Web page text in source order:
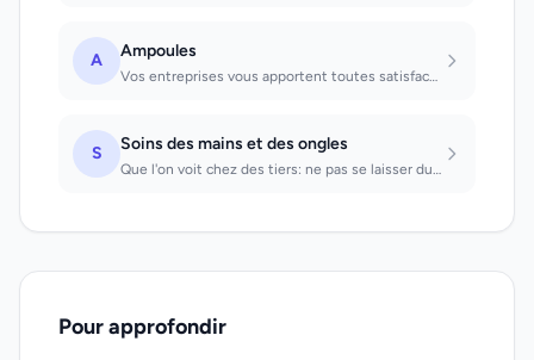
A Ampoules
Vos entreprises vous apportent toutes satisfactions
S Soins des mains et des ongles
Que l'on voit chez des tiers: ne pas se laisser duper, car l'apparence trompe.
Pour approfondir